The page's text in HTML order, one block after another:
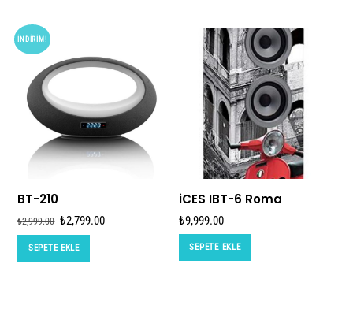
İNDIRIM!
BT-210
₺2,999.00 Orijinal
fiyat:
₺2,999.00.
₺2,799.00Şu
SEPETE EKLE
iCES IBT-6 Roma
₺9,999.00
SEPETE EKLE